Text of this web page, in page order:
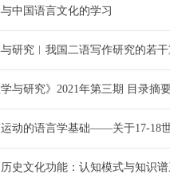
中国语言文化的学习
研究︱我国二语写作研究的若
学与研究》2021年第三期 目录摘
史文化功能：认知模式与知识谱